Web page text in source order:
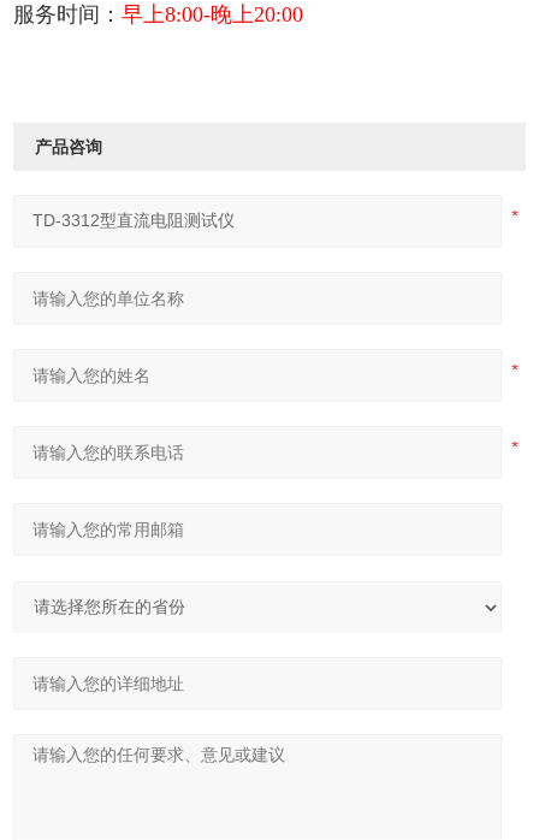
服务时间：早上8:00-晚上20:00
产品咨询